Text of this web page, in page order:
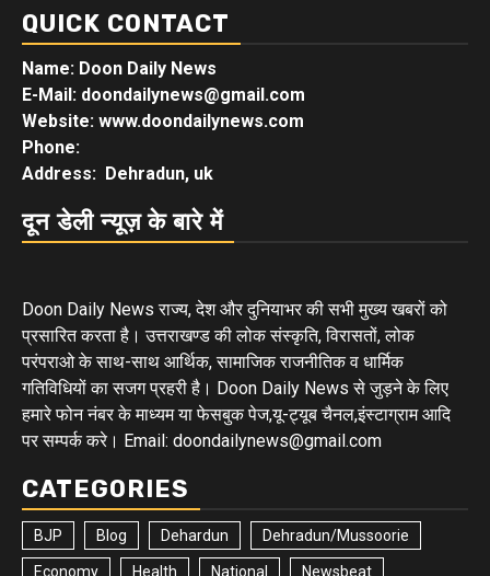
QUICK CONTACT
Name: Doon Daily News
E-Mail: doondailynews@gmail.com
Website: www.doondailynews.com
Phone:
Address: Dehradun, uk
दून डेली न्यूज़ के बारे में
Doon Daily News राज्य, देश और दुनियाभर की सभी मुख्य खबरों को
प्रसारित करता है। उत्तराखण्ड की लोक संस्कृति, विरासतों, लोक
परंपराओ के साथ-साथ आर्थिक, सामाजिक राजनीतिक व धार्मिक
गतिविधियों का सजग प्रहरी है। Doon Daily News से जुड़ने के लिए
हमारे फोन नंबर के माध्यम या फेसबुक पेज,यू-ट्यूब चैनल,इंस्टाग्राम आदि
पर सम्पर्क करे। Email: doondailynews@gmail.com
CATEGORIES
BJP Blog Dehardun Dehradun/Mussoorie
Economy Health National Newsbeat